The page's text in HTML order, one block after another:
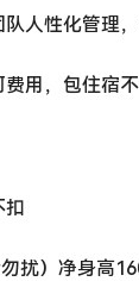
人性化管理，
用，包住宿
扣
扰）净身高